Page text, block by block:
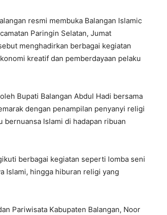
resmi membuka Balangan Islamic
Paringin Selatan, Jumat
menghadirkan berbagai kegiatan
kreatif dan pemberdayaan pelaku
Bupati Balangan Abdul Hadi bersama
dengan penampilan penyanyi religi
bernuansa Islami di hadapan ribuan
berbagai kegiatan seperti lomba seni
Islami, hingga hiburan religi yang
Pariwisata Kabupaten Balangan, Noor